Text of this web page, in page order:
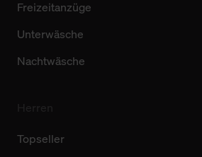
Freizeitanzüge
Unterwäsche
Nachtwäsche
Topseller